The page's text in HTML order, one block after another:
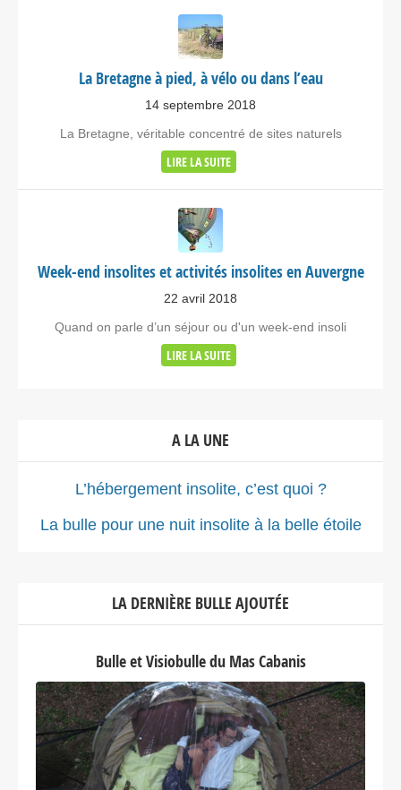
La Bretagne à pied, à vélo ou dans l’eau
14 septembre 2018
La Bretagne, véritable concentré de sites naturels
LIRE LA SUITE
Week-end insolites et activités insolites en Auvergne
22 avril 2018
Quand on parle d’un séjour ou d'un week-end insoli
LIRE LA SUITE
A LA UNE
L’hébergement insolite, c’est quoi ?
La bulle pour une nuit insolite à la belle étoile
LA DERNIÈRE BULLE AJOUTÉE
Bulle et Visiobulle du Mas Cabanis